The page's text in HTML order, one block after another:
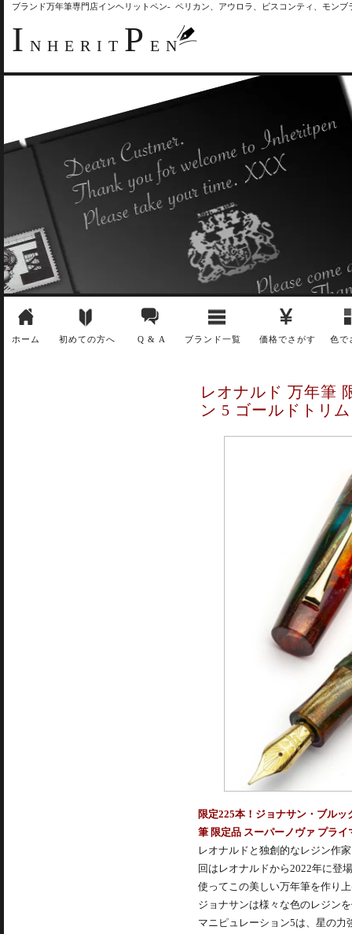
ブランド万年筆専門店インヘリットペン- ペリカン、アウロラ、ビスコンティ、モン
I NHERIT P EN
ホーム 初めての方へ Q & A ブランド一覧 価格でさがす 色で
レオナルド 万年筆
ン 5 ゴールドトリ
限定225本！ジョナサン・ブル
筆 限定品 スーパーノヴァ プラ
レオナルドと独創的なレジン作
回はレオナルドから2022年に登
使ってこの美しい万年筆を作り
ジョナサンは様々な色のレジン
マニピュレーション5は、星の